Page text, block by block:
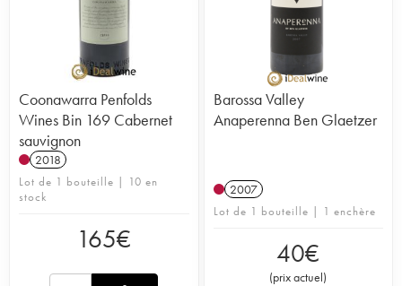
Coonawarra Penfolds
Wines Bin 169 Cabernet
sauvignon
2018
Lot de 1 bouteille | 10 en
stock
165€
Barossa Valley
Anaperenna Ben Glaetzer
2007
Lot de 1 bouteille | 1 enchère
40€
(prix actuel)